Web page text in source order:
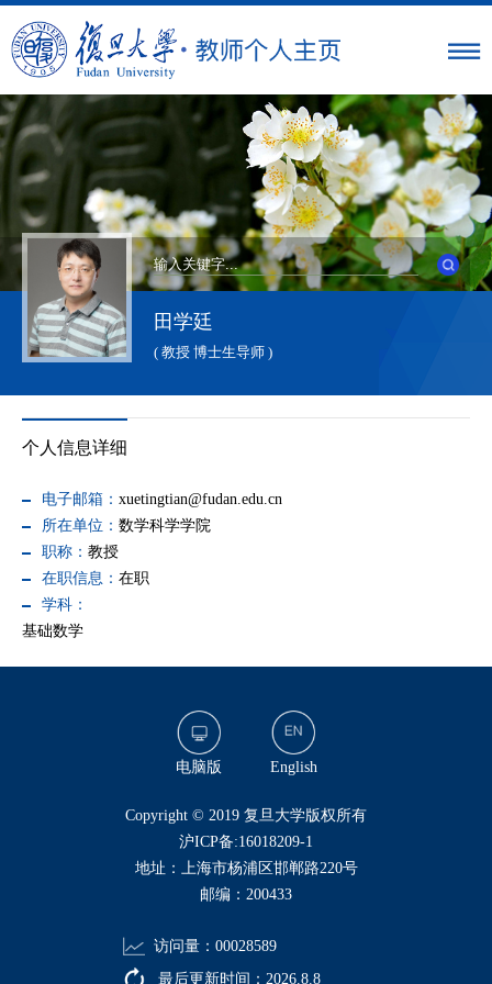
田学廷
( 教授 博士生导师 )
个人信息详细
电子邮箱： xuetingtian@fudan.edu.cn
所在单位： 数学科学学院
职称： 教授
在职信息： 在职
学科：
基础数学
电脑版 English
​Copyright © 2019 复旦大学版权所有
沪ICP备:16018209-1
地址：上海市杨浦区邯郸路220号
邮编：200433
访问量： 00028589
最后更新时间： 2026 8 8